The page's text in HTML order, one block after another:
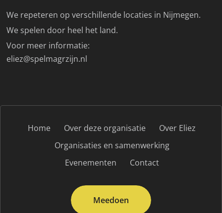
We repeteren op verschillende locaties in Nijmegen.
We spelen door heel het land.
Voor meer informatie:
eliez@spelmagrzijn.nl
Home Over deze organisatie
Over Eliez
Organisaties en samenwerking
Evenementen
Contact
Meedoen